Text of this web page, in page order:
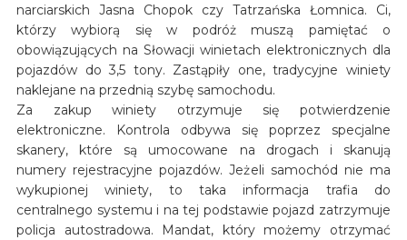
narciarskich Jasna Chopok czy Tatrzańska Łomnica. Ci,
którzy wybiorą się w podróż muszą pamiętać o
obowiązujących na Słowacji winietach elektronicznych dla
pojazdów do 3,5 tony. Zastąpiły one, tradycyjne winiety
naklejane na przednią szybę samochodu.
Za zakup winiety otrzymuje się potwierdzenie
elektroniczne. Kontrola odbywa się poprzez specjalne
skanery, które są umocowane na drogach i skanują
numery rejestracyjne pojazdów. Jeżeli samochód nie ma
wykupionej winiety, to taka informacja trafia do
centralnego systemu i na tej podstawie pojazd zatrzymuje
policja autostradowa. Mandat, który możemy otrzymać